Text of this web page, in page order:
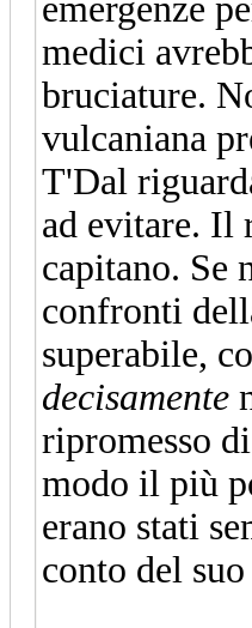
emergenze
medici
bruciature.
vulcaniana
T'Dal
ad evitare. Il
capitano. Se
confronti
superabile,
decisamente
ripromesso
modo il più
erano stati
conto del